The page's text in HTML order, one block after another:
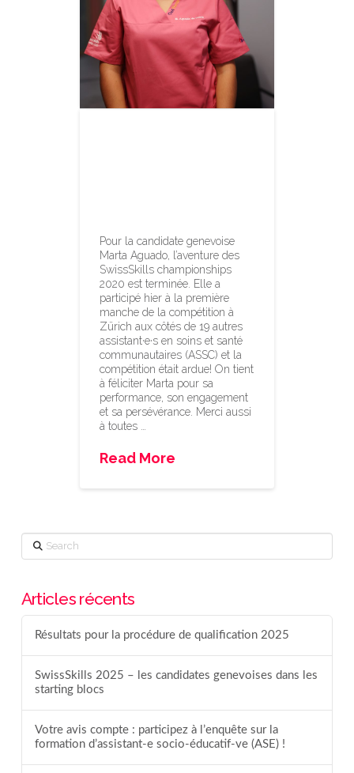
Pour la candidate genevoise
Marta Aguado, l’aventure des
SwissSkills championships
2020 est terminée. Elle a
participé hier à la première
manche de la compétition à
Zürich aux côtés de 19 autres
assistant·e·s en soins et santé
communautaires (ASSC) et la
compétition était ardue! On tient
à féliciter Marta pour sa
performance, son engagement
et sa persévérance. Merci aussi
à toutes …
Read More
Search
Articles récents
Résultats pour la procédure de qualification 2025
SwissSkills 2025 – les candidates genevoises dans les
starting blocs
Votre avis compte : participez à l’enquête sur la
formation d’assistant-e socio-éducatif-ve (ASE) !